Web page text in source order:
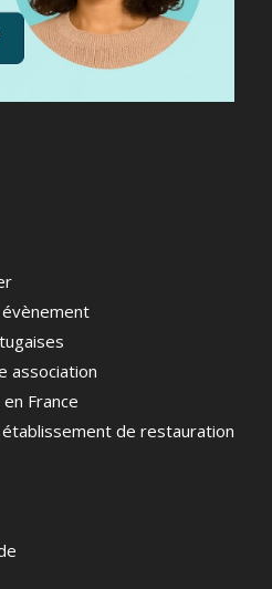
association
France
de restauration